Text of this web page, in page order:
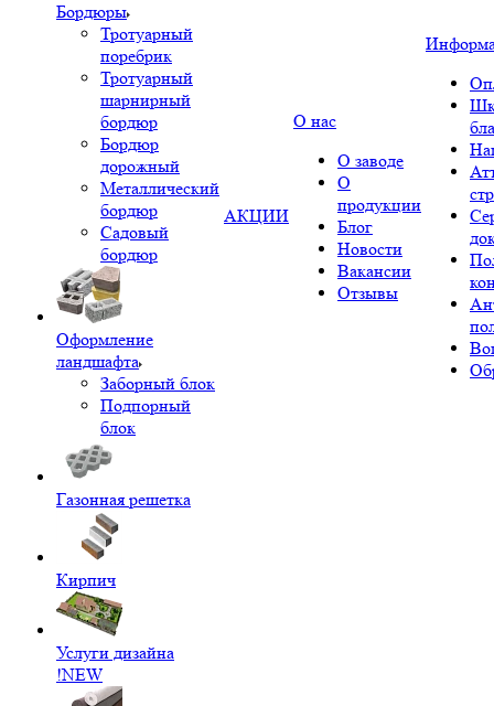
Бордюры
Тротуарный
поребрик
Тротуарный
шарнирный
бордюр
Бордюр
дорожный
Металлический
бордюр
Садовый
бордюр
Оформление
ландшафта
Заборный блок
Подпорный
блок
Газонная решетка
Кирпич
Услуги дизайна
!NEW
АКЦИИ
О нас
О заводе
О
продукции
Блог
Новости
Вакансии
Отзывы